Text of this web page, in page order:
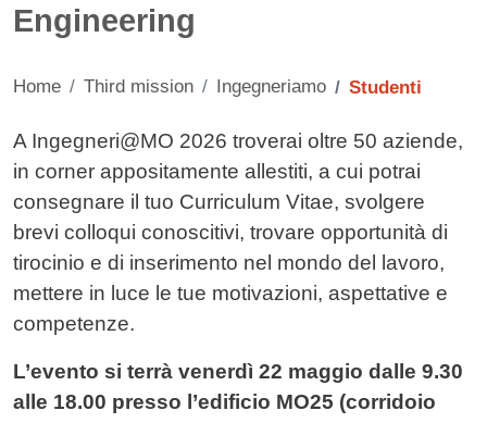
Engineering
Home Third mission Ingegneriamo Studenti
Contenuto
A Ingegneri@MO 2026 troverai oltre 50 aziende,
in corner appositamente allestiti, a cui potrai
consegnare il tuo Curriculum Vitae, svolgere
brevi colloqui conoscitivi, trovare opportunità di
tirocinio e di inserimento nel mondo del lavoro,
mettere in luce le tue motivazioni, aspettative e
competenze.
L’evento si terrà venerdì 22 maggio dalle 9.30
alle 18.00 presso l’edificio MO25 (corridoio